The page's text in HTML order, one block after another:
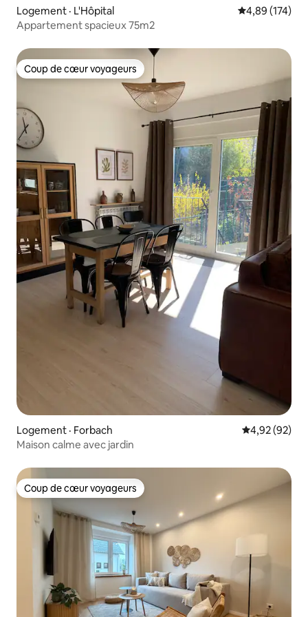
Logement · L'Hôpital Note
4,89 (174)
Appartement spacieux 75m2
Coup de cœur voyageurs
Coup de cœur voyageurs
Logement · Forbach Note
4,92 (92)
Maison calme avec jardin
Coup de cœur voyageurs
Coup de cœur voyageurs